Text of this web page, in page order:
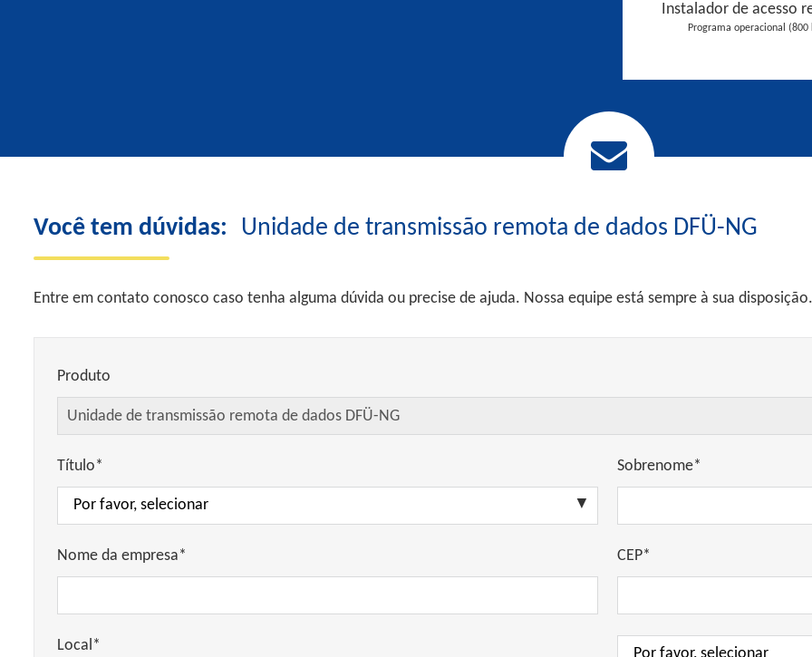
Instalador de acesso
Programa operacional (800
Você tem dúvidas: Unidade de transmissão remota de dados DFÜ-NG
Entre em contato conosco caso tenha alguma dúvida ou precise de ajuda. Nossa equipe está sempre à sua disposição.
Produto
Título* Sobrenome*
Nome da empresa* CEP*
Local*